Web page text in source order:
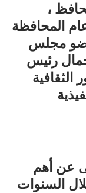
،
المحافظة
مجلس
رئيس
عن أهم
السنوات